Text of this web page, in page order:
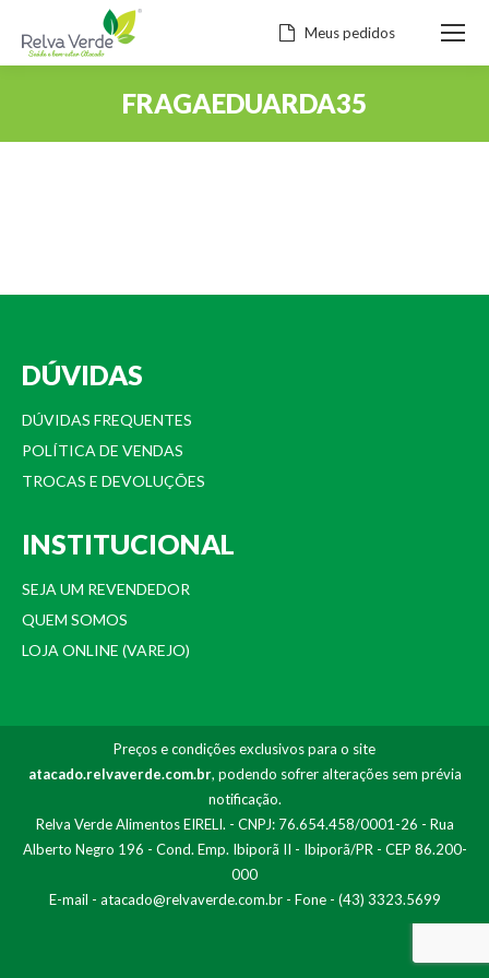
Meus pedidos
FRAGAEDUARDA35
DÚVIDAS
DÚVIDAS FREQUENTES
POLÍTICA DE VENDAS
TROCAS E DEVOLUÇÕES
INSTITUCIONAL
SEJA UM REVENDEDOR
QUEM SOMOS
LOJA ONLINE (VAREJO)
Preços e condições exclusivos para o site
atacado.relvaverde.com.br, podendo sofrer alterações sem prévia
notificação.
Relva Verde Alimentos EIRELI. - CNPJ: 76.654.458/0001-26 - Rua
Alberto Negro 196 - Cond. Emp. Ibiporã II - Ibiporã/PR - CEP 86.200-
000
E-mail - atacado@relvaverde.com.br- Fone - (43) 3323.5699